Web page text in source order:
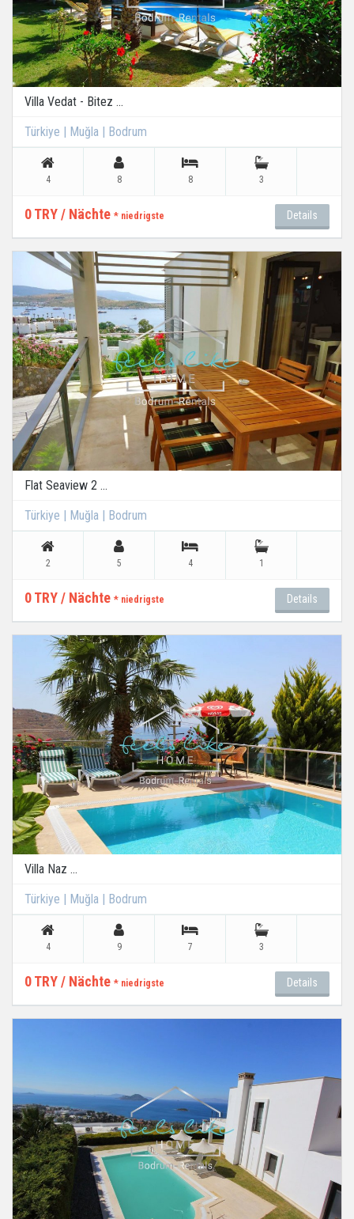
Villa Vedat - Bitez ...
Türkiye | Muğla | Bodrum
4 8 8 3
0 TRY / Nächte * niedrigste Details
Flat Seaview 2 ...
Türkiye | Muğla | Bodrum
2 5 4 1
0 TRY / Nächte * niedrigste Details
Villa Naz ...
Türkiye | Muğla | Bodrum
4 9 7 3
0 TRY / Nächte * niedrigste Details